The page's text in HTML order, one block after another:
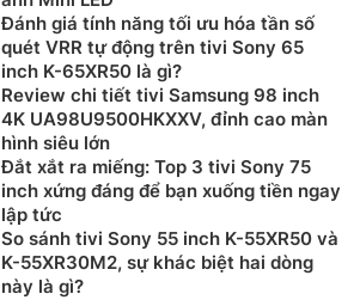
Đánh giá tính năng tối ưu hóa tần số
quét VRR tự động trên tivi Sony 65
inch K-65XR50 là gì?
Review chi tiết tivi Samsung 98 inch
4K UA98U9500HKXXV, đỉnh cao màn
hình siêu lớn
Đắt xắt ra miếng: Top 3 tivi Sony 75
inch xứng đáng để bạn xuống tiền ngay
lập tức
So sánh tivi Sony 55 inch K-55XR50 và
K-55XR30M2, sự khác biệt hai dòng
này là gì?